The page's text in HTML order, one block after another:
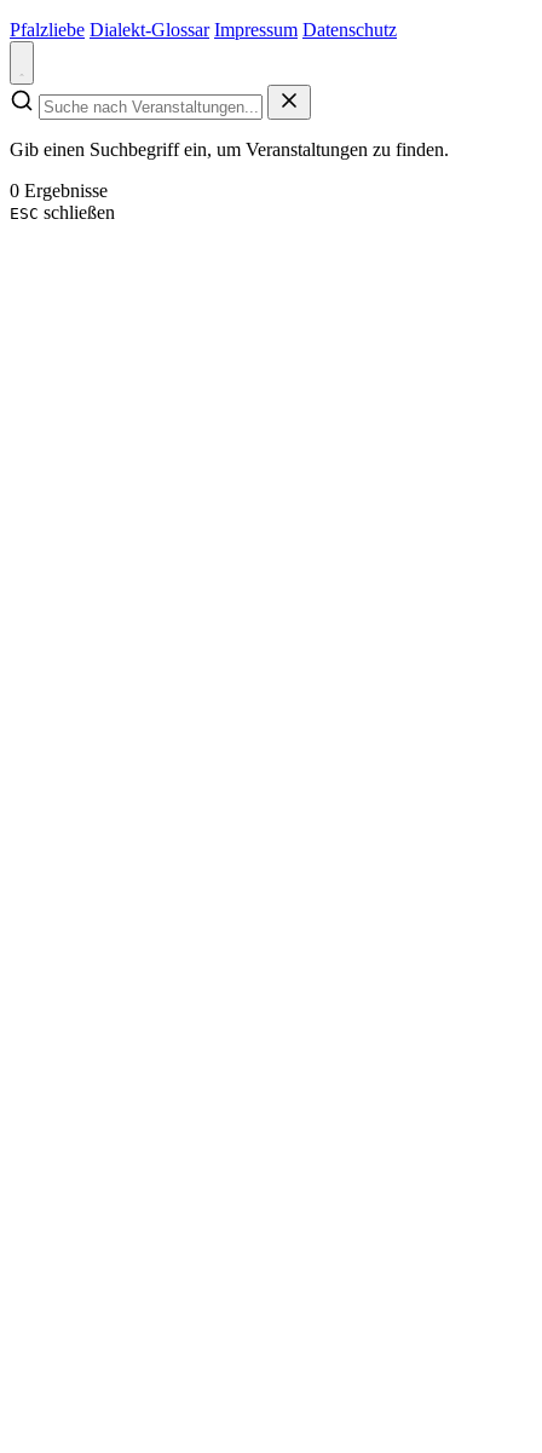
Pfalzliebe Dialekt-Glossar Impressum Datenschutz
Gib einen Suchbegriff ein, um Veranstaltungen zu finden.
0 Ergebnisse
ESC schließen